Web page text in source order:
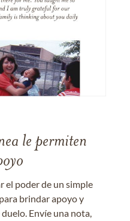
le permiten
el poder de un simple
brindar apoyo y
Envíe una nota,